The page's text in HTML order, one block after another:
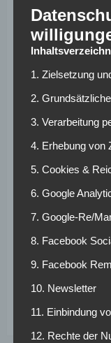
Oberdorf noch
defensiven
zu 29 Tackles und
Vize-
auch durch die
Die Auszeichnung
2003 sowie die
Weltmeisterschaft
belegen. Schafft
durchzusetzen,
haben.
Weitere News und
1. Zielsetzung
2.
3. Verarbeitung
4. Erhebung von
5. Cookies &
6. Google
7. Google-Re/
8. Facebook
9. Facebook
10. Newsletter
11. Einbindung
12. Rechte der